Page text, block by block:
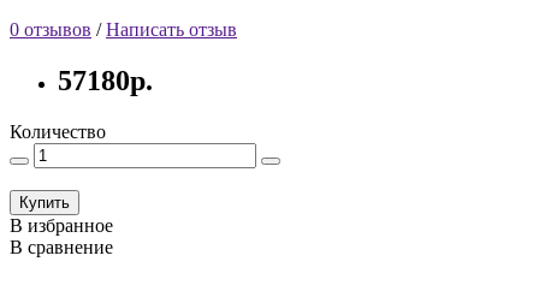
0 отзывов /Написать отзыв
57180р.
Количество
Купить
В избранное
В сравнение